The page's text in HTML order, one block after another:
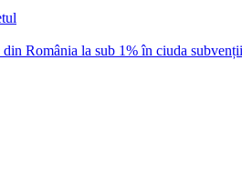
România la sub 1% în ciuda